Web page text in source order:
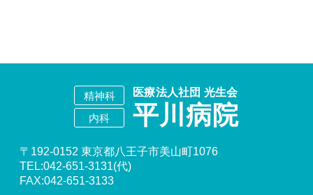
〒192-0152 東京都八王子市美山町1076
TEL:042-651-3131(代)
FAX:042-651-3133